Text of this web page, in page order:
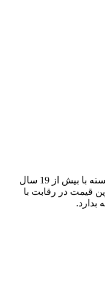
با افتخار توانسته با بیش از 19 سال
قیمت در رقابت با